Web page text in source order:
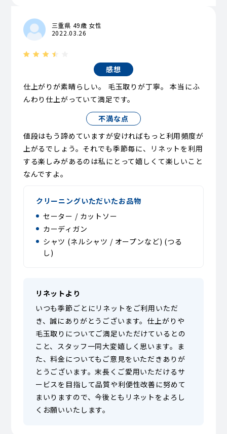
三重県 49歳 女性
2022.03.26
感想
仕上がりが素晴らしい。 毛玉取りが丁寧。 本当にふ
んわり仕上がっていて満足です。
不満な点
値段はもう諦めていますが安ければもっと利用頻度が
上がるでしょう。それでも季節毎に、リネットを利用
する楽しみがあるのは私にとって嬉しくて楽しいこと
なんですよ。
クリーニングいただいたお品物
セーター / カットソー
カーディガン
シャツ (ネルシャツ / オープンなど) (つる
し)
リネットより
いつも季節ごとにリネットをご利用いただ
き、誠にありがとうございます。仕上がりや
毛玉取りについてご満足いただけているとの
こと、スタッフ一同大変嬉しく思います。ま
た、料金についてもご意見をいただきありが
とうございます。末長くご愛用いただけるサ
ービスを目指して品質や利便性改善に努めて
まいりますので、今後ともリネットをよろし
くお願いいたします。